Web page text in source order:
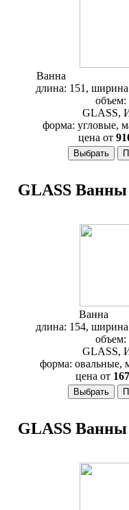
Ванна
длина: 151,
объем:
GLASS,
форма: угловые,
цена от
GLASS Ванны
Ванна
длина: 154,
объем:
GLASS,
форма: овальные,
цена от
GLASS